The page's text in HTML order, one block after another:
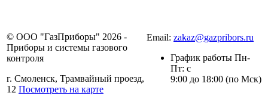
© ООО "ГазПриборы" 2026 -
Приборы и системы газового
контроля
г. Смоленск, Трамвайный проезд,
12 Посмотреть на карте
Email: zakaz@gazpribors.ru
График работы Пн-
Пт: с
9:00 до 18:00 (по Мск)